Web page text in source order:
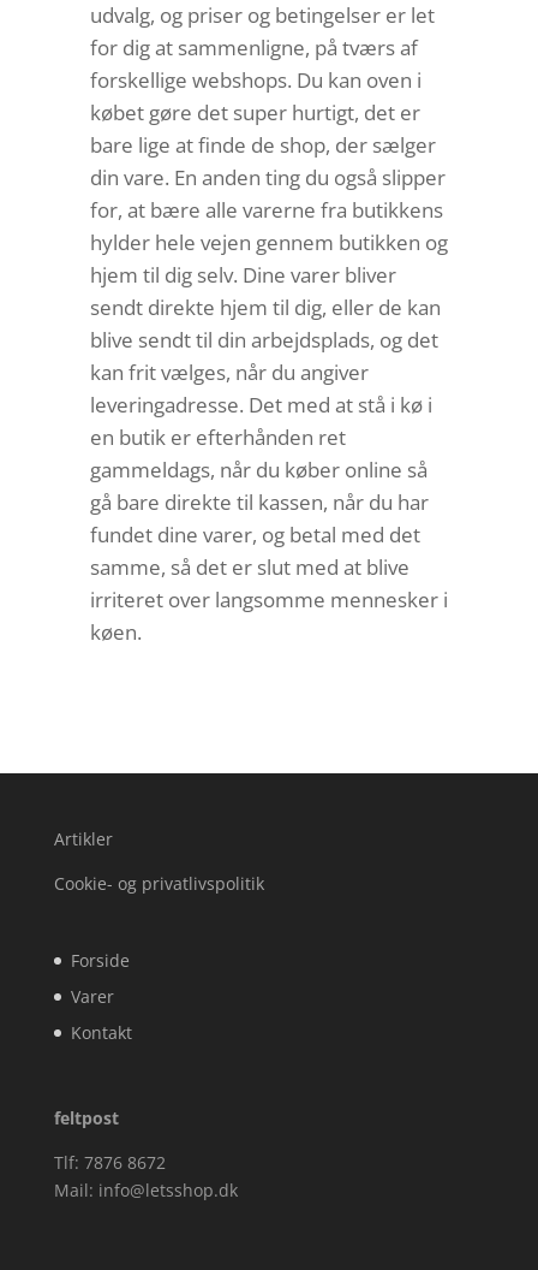
udvalg, og priser og betingelser er let
for dig at sammenligne, på tværs af
forskellige webshops. Du kan oven i
købet gøre det super hurtigt, det er
bare lige at finde de shop, der sælger
din vare. En anden ting du også slipper
for, at bære alle varerne fra butikkens
hylder hele vejen gennem butikken og
hjem til dig selv. Dine varer bliver
sendt direkte hjem til dig, eller de kan
blive sendt til din arbejdsplads, og det
kan frit vælges, når du angiver
leveringadresse. Det med at stå i kø i
en butik er efterhånden ret
gammeldags, når du køber online så
gå bare direkte til kassen, når du har
fundet dine varer, og betal med det
samme, så det er slut med at blive
irriteret over langsomme mennesker i
køen.
Artikler
Cookie- og privatlivspolitik
Forside
Varer
Kontakt
feltpost
Tlf: 7876 8672
Mail: info@letsshop.dk